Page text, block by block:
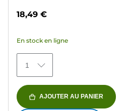
5
71
avis
18,49 €
En stock en ligne
1
AJOUTER AU PANIER